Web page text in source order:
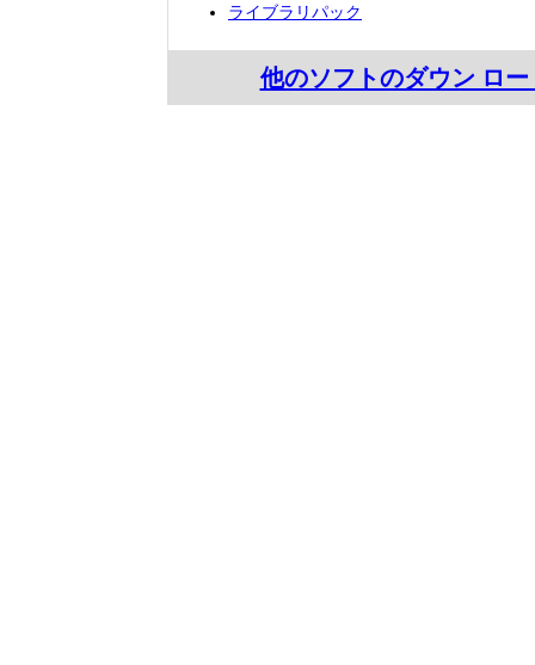
ライブラリパック
他のソフトのダウン ロ